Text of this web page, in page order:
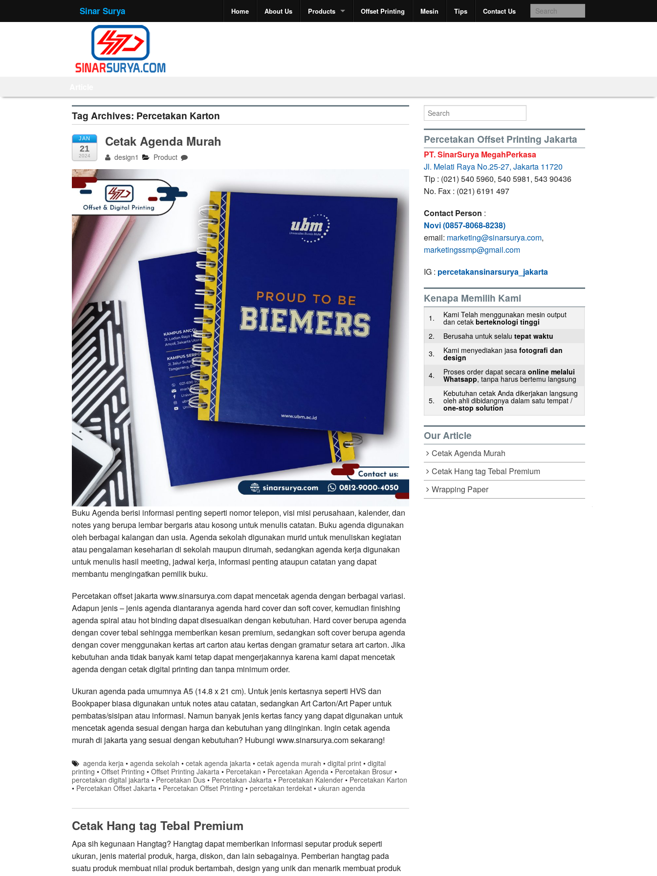
Sinar Surya Home About Us Products Offset Printing Mesin Tips Contact Us
Tag Archives: Percetakan Karton
JAN
21
2024
Cetak Agenda Murah
design1 Product
Buku Agenda berisi informasi penting seperti nomor telepon, visi misi perusahaan, kalender, dan
notes yang berupa lembar bergaris atau kosong untuk menulis catatan. Buku agenda digunakan
oleh berbagai kalangan dan usia. Agenda sekolah digunakan murid untuk menuliskan kegiatan
atau pengalaman keseharian di sekolah maupun dirumah, sedangkan agenda kerja digunakan
untuk menulis hasil meeting, jadwal kerja, informasi penting ataupun catatan yang dapat
membantu mengingatkan pemilik buku.
Percetakan offset jakarta www.sinarsurya.com dapat mencetak agenda dengan berbagai variasi.
Adapun jenis – jenis agenda diantaranya agenda hard cover dan soft cover, kemudian finishing
agenda spiral atau hot binding dapat disesuaikan dengan kebutuhan. Hard cover berupa agenda
dengan cover tebal sehingga memberikan kesan premium, sedangkan soft cover berupa agenda
dengan cover menggunakan kertas art carton atau kertas dengan gramatur setara art carton. Jika
kebutuhan anda tidak banyak kami tetap dapat mengerjakannya karena kami dapat mencetak
agenda dengan cetak digital printing dan tanpa minimum order.
Ukuran agenda pada umumnya A5 (14.8 x 21 cm). Untuk jenis kertasnya seperti HVS dan
Bookpaper biasa digunakan untuk notes atau catatan, sedangkan Art Carton/Art Paper untuk
pembatas/sisipan atau informasi. Namun banyak jenis kertas fancy yang dapat digunakan untuk
mencetak agenda sesuai dengan harga dan kebutuhan yang diinginkan. Ingin cetak agenda
murah di jakarta yang sesuai dengan kebutuhan? Hubungi www.sinarsurya.com sekarang!
agenda kerja •agenda sekolah •cetak agenda jakarta •cetak agenda murah •digital print •digital
printing • Offset Printing • Offset Printing Jakarta • Percetakan • Percetakan Agenda • Percetakan Brosur •
percetakan digital jakarta • Percetakan Dus • Percetakan Jakarta • Percetakan Kalender • Percetakan Karton
• Percetakan Offset Jakarta • Percetakan Offset Printing • percetakan terdekat • ukuran agenda
Cetak Hang tag Tebal Premium
Apa sih kegunaan Hangtag? Hangtag dapat memberikan informasi seputar produk seperti
ukuran, jenis material produk, harga, diskon, dan lain sebagainya. Pemberian hangtag pada
suatu produk membuat nilai produk bertambah, design yang unik dan menarik membuat produk
Percetakan Offset Printing Jakarta
PT. SinarSurya MegahPerkasa
Jl. Melati Raya No.25-27, Jakarta 11720
Tlp : (021) 540 5960, 540 5981, 543 90436
No. Fax : (021) 6191 497
Contact Person :
Novi (0857-8068-8238)
email: marketing@sinarsurya.com,
marketingssmp@gmail.com
IG : percetakansinarsurya_jakarta
Kenapa Memilih Kami
1. Kami Telah menggunakan mesin output
dan cetak berteknologi tinggi
2.
Berusaha untuk selalu tepat waktu
3.
Kami menyediakan jasa fotografi dan
design
4.
Proses order dapat secara online melalui
Whatsapp, tanpa harus bertemu langsung
5.
Kebutuhan cetak Anda dikerjakan langsung
oleh ahli dibidangnya dalam satu tempat /
one-stop solution
Our Article
Cetak Agenda Murah
Cetak Hang tag Tebal Premium
Wrapping Paper